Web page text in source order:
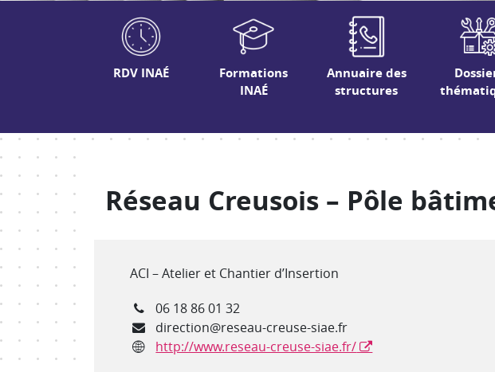
RDV INAÉ
Formations
INAÉ
Annuaire des
structures
Réseau Creusois – Pôle
Type de structure
ACI – Atelier et Chantier d’Insertion
Téléphone
06 18 86 01 32
Courrieldirection@reseau-creuse-siae.fr
Site internet
http://www.reseau-creuse-siae.fr/